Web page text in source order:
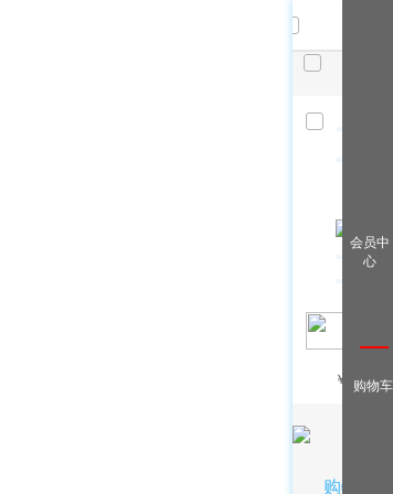
件，
￥ /月
购物车
会员中
心
购物车